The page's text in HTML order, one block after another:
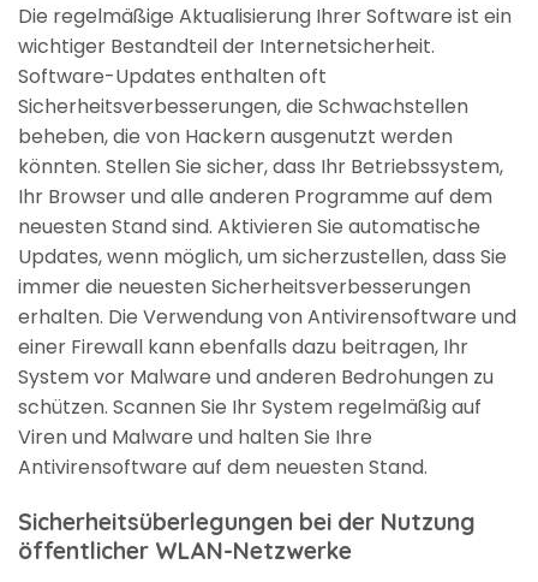
Die regelmäßige Aktualisierung Ihrer Software ist ein
wichtiger Bestandteil der Internetsicherheit.
Software-Updates enthalten oft
Sicherheitsverbesserungen, die Schwachstellen
beheben, die von Hackern ausgenutzt werden
könnten. Stellen Sie sicher, dass Ihr Betriebssystem,
Ihr Browser und alle anderen Programme auf dem
neuesten Stand sind. Aktivieren Sie automatische
Updates, wenn möglich, um sicherzustellen, dass Sie
immer die neuesten Sicherheitsverbesserungen
erhalten. Die Verwendung von Antivirensoftware und
einer Firewall kann ebenfalls dazu beitragen, Ihr
System vor Malware und anderen Bedrohungen zu
schützen. Scannen Sie Ihr System regelmäßig auf
Viren und Malware und halten Sie Ihre
Antivirensoftware auf dem neuesten Stand.
Sicherheitsüberlegungen bei der Nutzung
öffentlicher WLAN-Netzwerke